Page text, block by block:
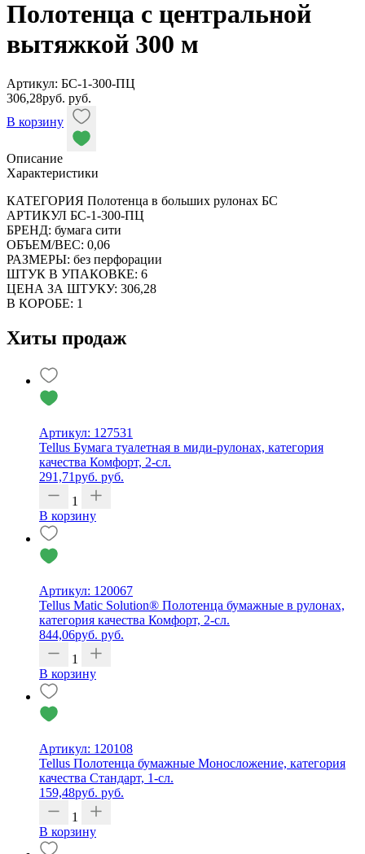
Полотенца с центральной
вытяжкой 300 м
Артикул: БС-1-300-ПЦ
306,28руб. руб.
В корзину
Описание
Характеристики
КАТЕГОРИЯ Полотенца в больших рулонах БС
АРТИКУЛ БС-1-300-ПЦ
БРЕНД: бумага сити
ОБЪЕМ/ВЕС: 0,06
РАЗМЕРЫ: без перфорации
ШТУК В УПАКОВКЕ: 6
ЦЕНА ЗА ШТУКУ: 306,28
В КОРОБЕ: 1
Хиты продаж
Артикул: 127531
Tellus Бумага туалетная в миди-рулонах, категория
качества Комфорт, 2-сл.
291,71руб. руб.
1
В корзину
Артикул: 120067
Tellus Matic Solution® Полотенца бумажные в рулонах,
категория качества Комфорт, 2-сл.
844,06руб. руб.
1
В корзину
Артикул: 120108
Tellus Полотенца бумажные Моносложение, категория
качества Стандарт, 1-сл.
159,48руб. руб.
1
В корзину